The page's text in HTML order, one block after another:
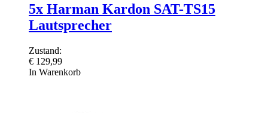
5x Harman Kardon SAT-TS15
Lautsprecher
Zustand:
€ 129,99
In Warenkorb